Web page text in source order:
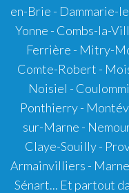
en-Brie - Dammarie-
Yonne - Combs-la-
Ferrière - Mitry-
Comte-Robert -
Noisiel -
Ponthierry -
sur-Marne -
Claye-Souilly -
Armainvilliers -
Sénart... Et partout